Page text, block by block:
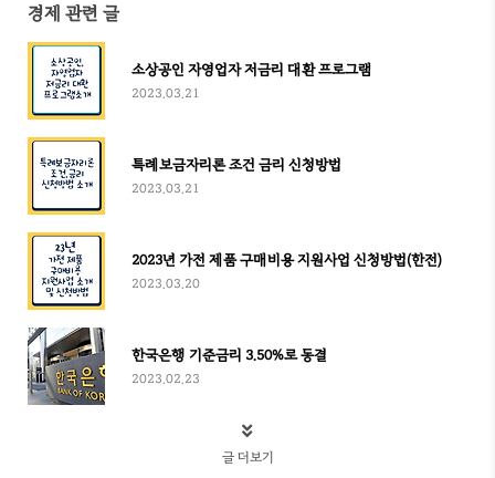
경제 관련 글
소상공인 자영업자 저금리 대환 프로그램
2023.03.21
특례보금자리론 조건 금리 신청방법
2023.03.21
2023년 가전 제품 구매비용 지원사업 신청방법(한전)
2023.03.20
한국은행 기준금리 3.50%로 동결
2023.02.23
글 더보기